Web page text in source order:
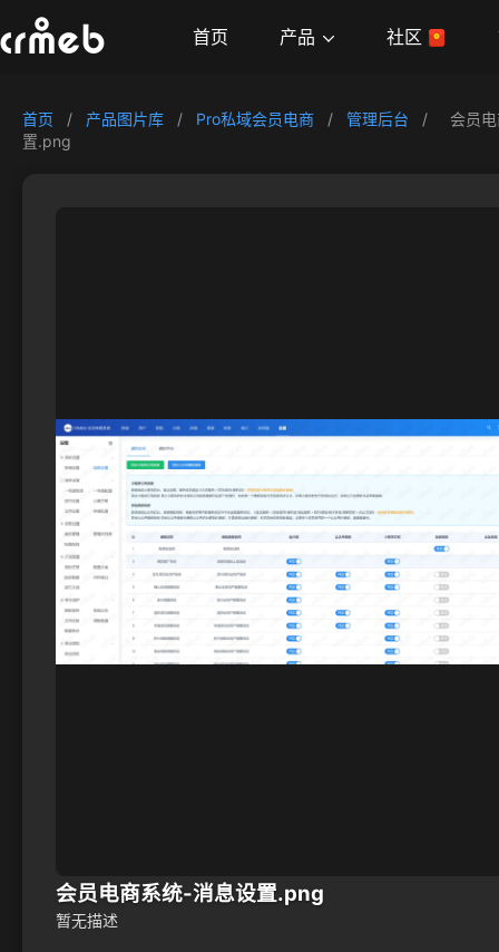
首页 产品 社区
首页 / 产品图片库 / Pro私域会员电商 / 管理后台 /
会员
置.png
会员电商系统-消息设置.png
暂无描述